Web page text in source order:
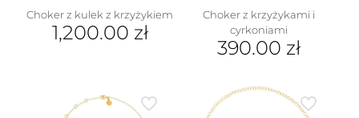
Choker z kulek z krzyżykiem
1,200.00 zł
Choker z krzyżykami i
cyrkoniami
390.00 zł